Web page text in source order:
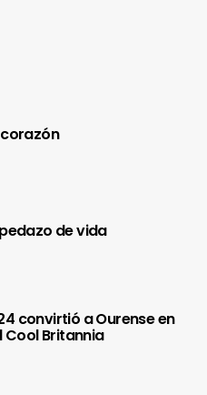
de vida
convirtió a Ourense en
Cool Britannia